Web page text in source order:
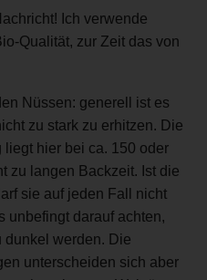
Ich verwende
Qualität, zur Zeit das von
Nüssen: generell ist es
zu stark zu erhitzen. Die
hier bei ca. 150 oder
zu langen Backzeit. Ist die
sie auf jeden Fall nicht
unbefingt darauf achten,
dunkel werden. Die
unterscheiden sich aber